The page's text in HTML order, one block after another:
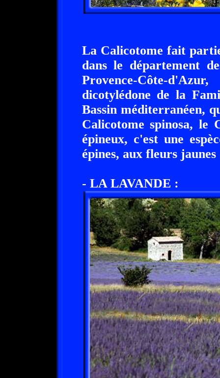
La Calicotome fait
dans le département
Provence-Côte-
dicotylédone de la
Bassin méditerranéen,
Calicotome spinosa, le
épineux, c'est une
épines, aux fleurs jaunes
- LA LAVANDE :